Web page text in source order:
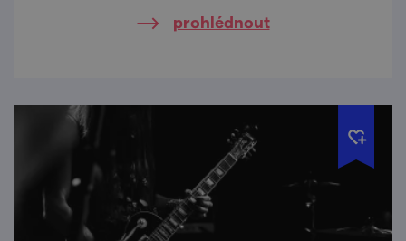
prohlédnout